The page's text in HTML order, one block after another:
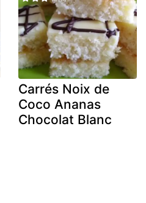
Carrés Noix de
Coco Ananas
Chocolat Blanc